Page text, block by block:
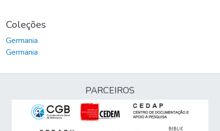
Coleções
Germania
Germania
PARCEIROS